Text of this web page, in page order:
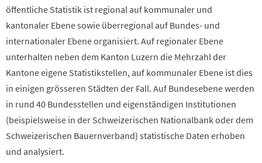
öffentliche Statistik ist regional auf kommunaler und
kantonaler Ebene sowie überregional auf Bundes- und
internationaler Ebene organisiert. Auf regionaler Ebene
unterhalten neben dem Kanton Luzern die Mehrzahl der
Kantone eigene Statistikstellen, auf kommunaler Ebene ist dies
in einigen grösseren Städten der Fall. Auf Bundesebene werden
in rund 40 Bundesstellen und eigenständigen Institutionen
(beispielsweise in der Schweizerischen Nationalbank oder dem
Schweizerischen Bauernverband) statistische Daten erhoben
und analysiert.